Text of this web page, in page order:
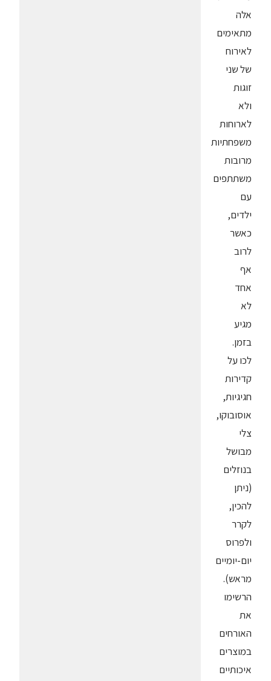
אלה
מתאימים
לאירוח
של שני
זוגות
ולא
לארוחות
משפחתיות
מרובות
משתתפים
עם
ילדים,
כאשר
לרוב
אף
אחד
לא
מגיע
בזמן.
לכו על
קדירות
חגיגיות,
אוסובוקו,
צלי
מבושל
בנוזלים
(ניתן
להכין,
לקרר
ולפרוס
יום-יומיים
מראש).
הרשימו
את
האורחים
במוצרים
איכותיים